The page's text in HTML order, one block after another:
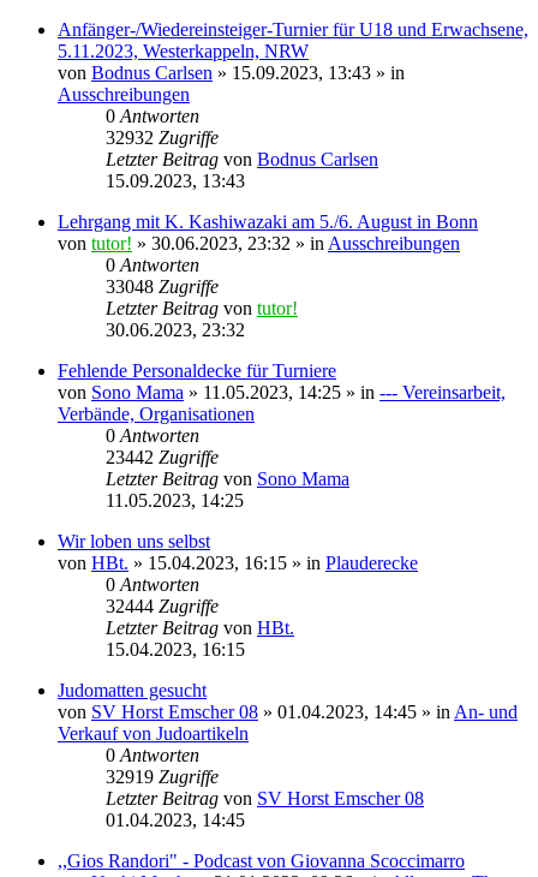
Anfänger-/Wiedereinsteiger-Turnier für U18 und Erwachsene,
5.11.2023, Westerkappeln, NRW
von Bodnus Carlsen » 15.09.2023, 13:43 » in
Ausschreibungen
0 Antworten
32932 Zugriffe
Letzter Beitrag von Bodnus Carlsen
15.09.2023, 13:43
Lehrgang mit K. Kashiwazaki am 5./6. August in Bonn
von tutor! » 30.06.2023, 23:32 » in Ausschreibungen
0 Antworten
33048 Zugriffe
Letzter Beitrag von tutor!
30.06.2023, 23:32
Fehlende Personaldecke für Turniere
von Sono Mama » 11.05.2023, 14:25 » in --- Vereinsarbeit,
Verbände, Organisationen
0 Antworten
23442 Zugriffe
Letzter Beitrag von Sono Mama
11.05.2023, 14:25
Wir loben uns selbst
von HBt. » 15.04.2023, 16:15 » in Plauderecke
0 Antworten
32444 Zugriffe
Letzter Beitrag von HBt.
15.04.2023, 16:15
Judomatten gesucht
von SV Horst Emscher 08 » 01.04.2023, 14:45 » in An- und
Verkauf von Judoartikeln
0 Antworten
32919 Zugriffe
Letzter Beitrag von SV Horst Emscher 08
01.04.2023, 14:45
,,Gios Randori" - Podcast von Giovanna Scoccimarro